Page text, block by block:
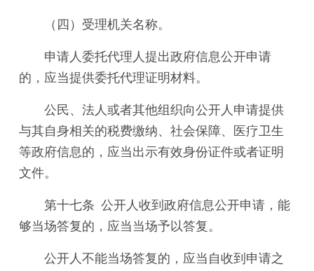
（四）受理机关名称。
申请人委托代理人提出政府信息公开申请
的，应当提供委托代理证明材料。
公民、法人或者其他组织向公开人申请提供
与其自身相关的税费缴纳、社会保障、医疗卫生
等政府信息的，应当出示有效身份证件或者证明
文件。
第十七条 公开人收到政府信息公开申请，能
够当场答复的，应当当场予以答复。
公开人不能当场答复的，应当自收到申请之